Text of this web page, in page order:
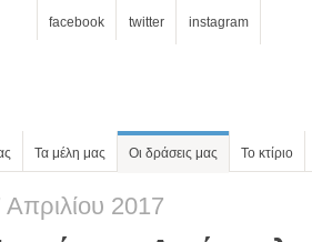
facebook twitter instagram
Τα μέλη μας Οι δράσεις μας Το κτίριο
2017